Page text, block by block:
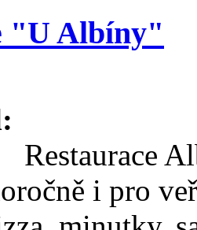
"U Albíny"
Restaurace
i pro